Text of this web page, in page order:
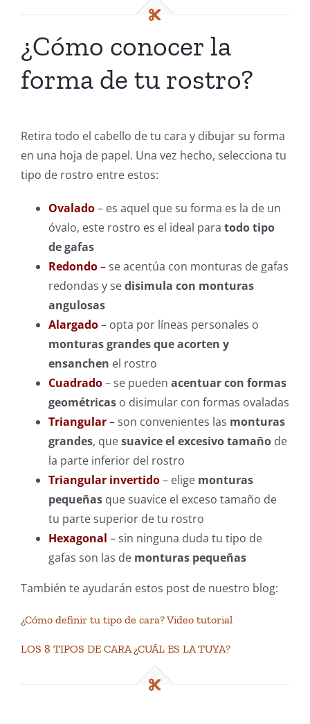
¿Cómo conocer la
forma de tu rostro?
Retira todo el cabello de tu cara y dibujar su forma
en una hoja de papel. Una vez hecho, selecciona tu
tipo de rostro entre estos:
Ovalado– es aquel que su forma es la de un
óvalo, este rostro es el ideal para todo tipo
de gafas
Redondo–se acentúa con monturas de gafas
redondas y sedisimula con monturas
angulosas
Alargado– opta por líneas personales o
monturas grandesque acorten y
ensanchen el rostro
Cuadrado– se pueden acentuar con formas
geométricas o disimular con formas ovaladas
Triangular–son convenientes las monturas
grandes, quesuavice el excesivo tamaño de
la parte inferior del rostro
Triangular invertido– elige monturas
pequeñas que suavice el exceso tamaño de
tu parte superior de tu rostro
Hexagonal – sin ninguna duda tu tipo de
gafas son las de monturas pequeñas
También te ayudarán estos post de nuestro blog:
¿Cómo definir tu tipo de cara? Video tutorial
LOS 8 TIPOS DE CARA ¿CUÁL ES LA TUYA?